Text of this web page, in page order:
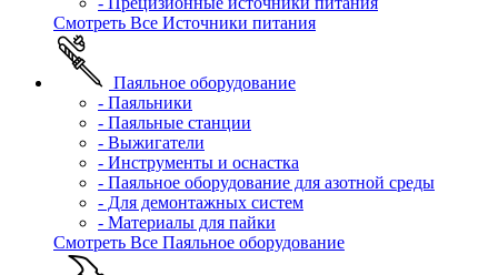
Смотреть Все Источники питания
Паяльное оборудование
- Паяльники
- Паяльные станции
- Выжигатели
- Инструменты и оснастка
- Паяльное оборудование для азотной среды
- Для демонтажных систем
- Материалы для пайки
Смотреть Все Паяльное оборудование